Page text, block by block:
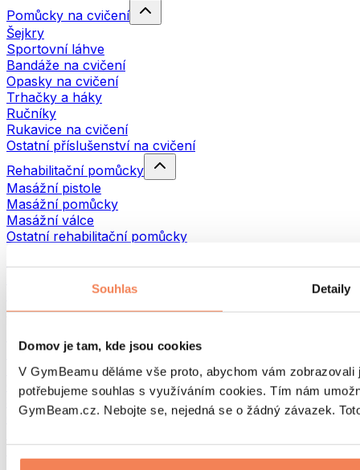
Souhlas Detaily
Domov je tam, kde jsou cookies
V GymBeamu děláme vše proto, abychom vám
potřebujeme souhlas s využíváním cookies. Tím nám
GymBeam.cz. Nebojte se, nejedná se o žádný závazek.
Pomůcky na cvičení
Šejkry
Sportovní láhve
Bandáže na cvičení
Opasky na cvičení
Trhačky a háky
Ručníky
Rukavice na cvičení
Ostatní příslušenství na cvičení
Rehabilitační pomůcky
Masážní pistole
Masážní pomůcky
Masážní válce
Ostatní rehabilitační pomůcky
Batohy
Běh
Bojové sporty
Cyklistika
Jóga a pilates
Otužování
Turistika